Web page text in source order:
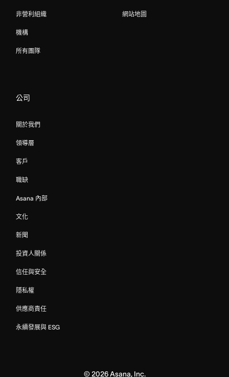
非營利組織
機構
所有團隊
網站地圖
公司
關於我們
領導層
客戶
職缺
Asana 內部
文化
新聞
投資人關係
信任與安全
隱私權
供應商責任
永續發展與 ESG
©2026Asana, Inc.